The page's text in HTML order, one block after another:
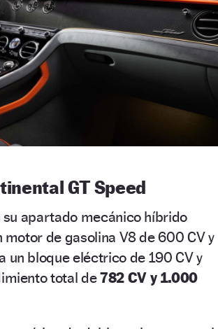
GT Speed
apartado mecánico híbrido
de gasolina V8 de 600 CV y
un bloque eléctrico de 190 CV y
total de782 CV y 1.000